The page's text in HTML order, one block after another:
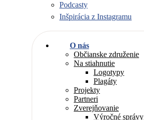
Podcasty
Inšpirácia z Instagramu
O nás
Občianske združenie
Na stiahnutie
Logotypy
Plagáty
Projekty
Partneri
Zverejňovanie
Výročné správy